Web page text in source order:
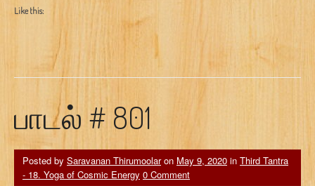
Like this:
பாடல் # 801
Posted by Saravanan Thirumoolaron May 9, 2020 in Third Tantra
- 18. Yoga of Cosmic Energy 0 Comment